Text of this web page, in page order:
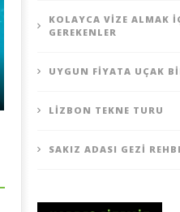
KOLAYCA VIZE ALMAK
GEREKENLER
UYGUN FIYATA UÇAK
LIZBON TEKNE TURU
SAKIZ ADASI GEZI